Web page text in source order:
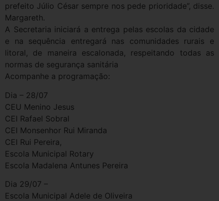
prefeito Júlio César sempre nos pede prioridade”, disse.
Margareth.
A Secretaria iniciará a entrega pelas escolas da cidade
e na sequência entregará nas comunidades rurais e
litoral, de maneira escalonada, respeitando todas as
normas de segurança sanitária
Acompanhe a programação:
Dia – 28/07
CEU Menino Jesus
CEI Rafael Sobral
CEI Monsenhor Rui Miranda
CEI Rui Pereira,
Escola Municipal Rotary
Escola Madalena Antunes Pereira
Dia 29/07 –
Escola Municipal Adele de Oliveira